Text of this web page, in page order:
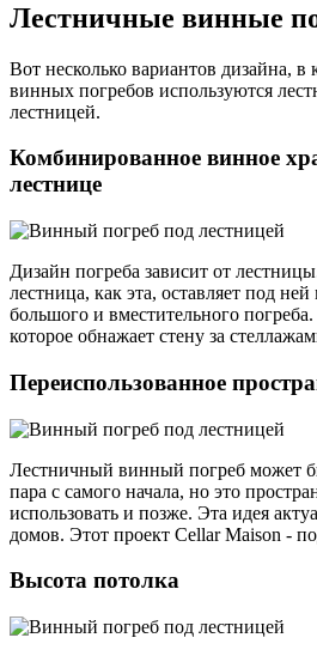
Лестничные винные
Вот несколько вариантов дизайна, в
винных погребов используются
лестницей.
Комбинированное винное
лестнице
Дизайн погреба зависит от
лестница, как эта, оставляет под
большого и вместительного
которое обнажает стену за
Переиспользованное
Лестничный винный погреб может
пара с самого начала, но это
использовать и позже. Эта идея
домов. Этот проект Cellar Maison -
Высота потолка